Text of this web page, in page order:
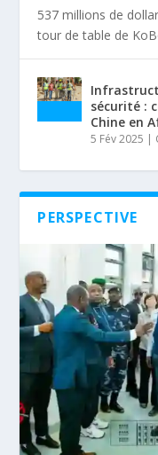
537 millions de
tour de table de
sécurité :
Chine en
5 Fév 2025
PERSPECTIVE